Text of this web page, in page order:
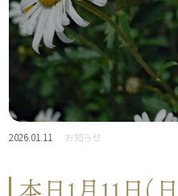
2026.01.11 お知らせ